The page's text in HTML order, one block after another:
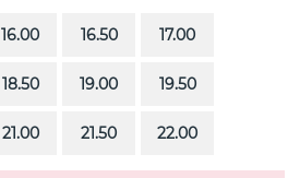
16.00 16.50 17.00
18.50 19.00 19.50
21.00 21.50 22.00